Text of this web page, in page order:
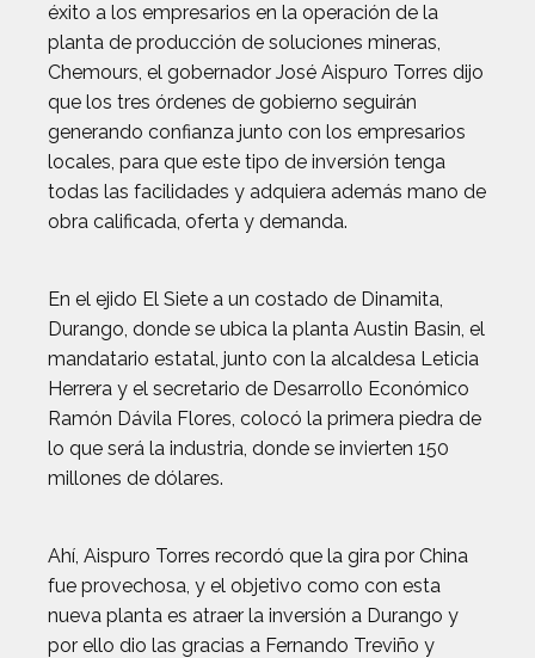
éxito a los empresarios en la operación de la
planta de producción de soluciones mineras,
Chemours, el gobernador José Aispuro Torres dijo
que los tres órdenes de gobierno seguirán
generando confianza junto con los empresarios
locales, para que este tipo de inversión tenga
todas las facilidades y adquiera además mano de
obra calificada, oferta y demanda.
En el ejido El Siete a un costado de Dinamita,
Durango, donde se ubica la planta Austin Basin, el
mandatario estatal, junto con la alcaldesa Leticia
Herrera y el secretario de Desarrollo Económico
Ramón Dávila Flores, colocó la primera piedra de
lo que será la industria, donde se invierten 150
millones de dólares.
Ahí, Aispuro Torres recordó que la gira por China
fue provechosa, y el objetivo como con esta
nueva planta es atraer la inversión a Durango y
por ello dio las gracias a Fernando Treviño y